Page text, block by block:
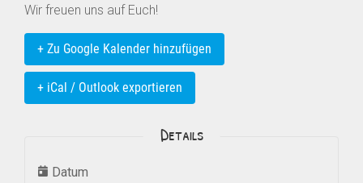
Wir freuen uns auf Euch!
+ Zu Google Kalender hinzufügen
+ iCal / Outlook exportieren
Details
Datum